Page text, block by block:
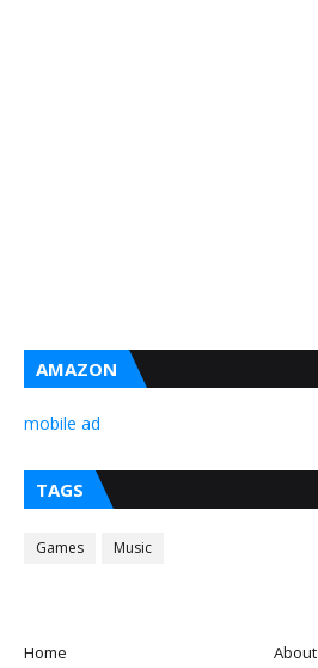
AMAZON
mobile ad
TAGS
Games Music
Home
About